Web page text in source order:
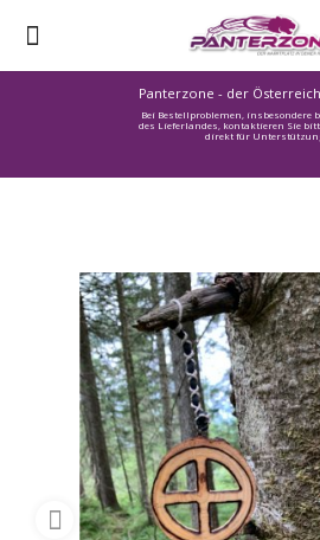
Panterzone - der
Bei Bestellproblemen, insbesondere
des Lieferlandes, kontaktieren Sie
direkt für
Immozone
Service /
Hilfe
Warenmarkt
Lebensmittelmarkt
Baumarkt